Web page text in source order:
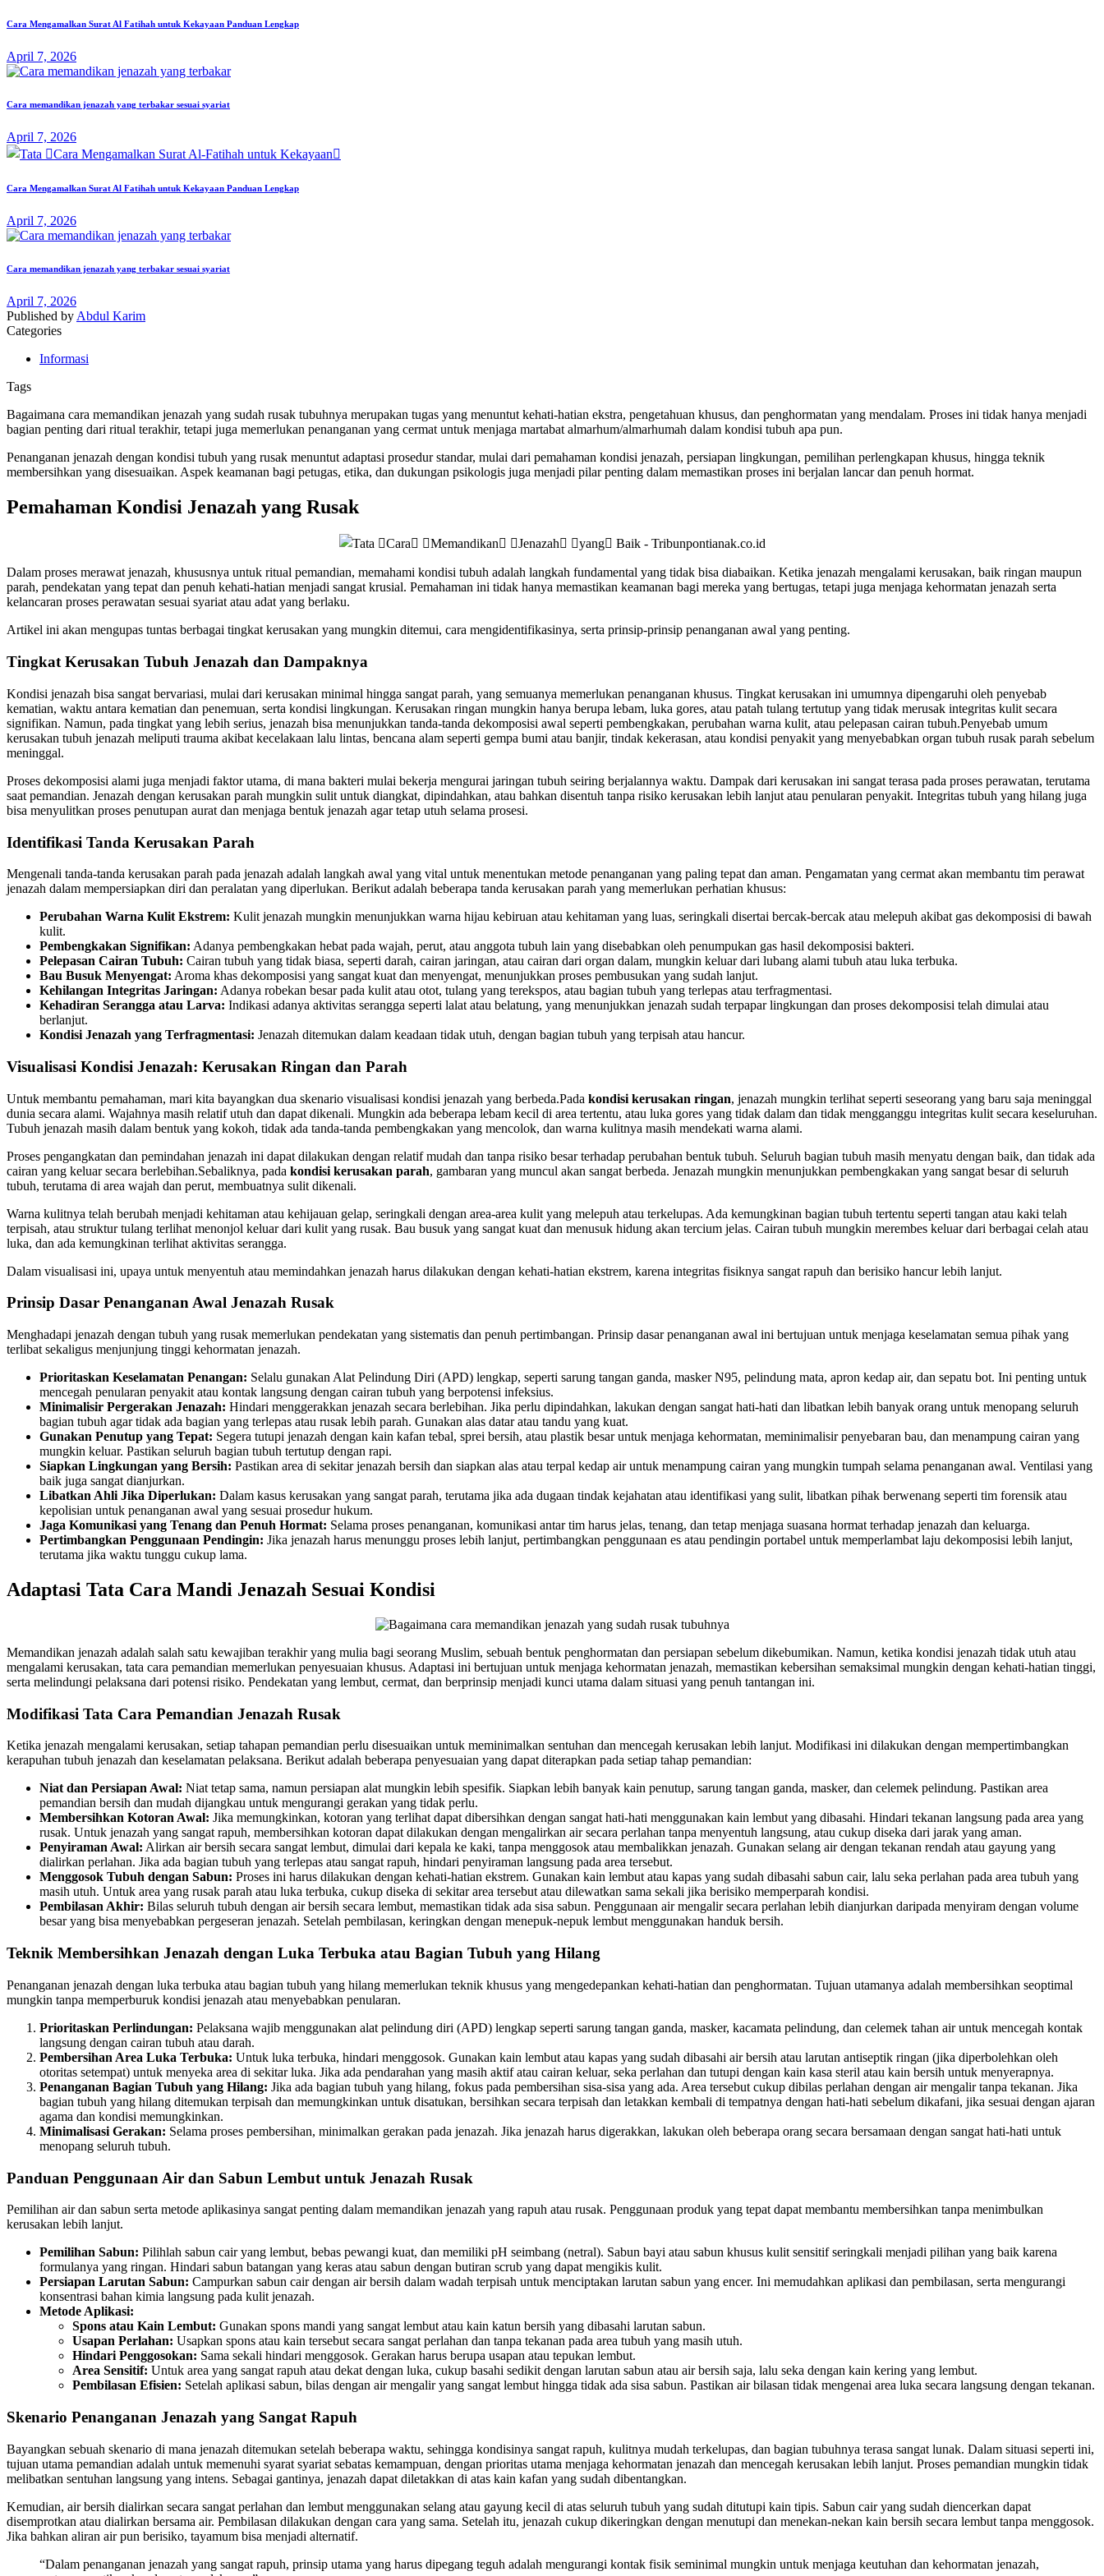
Cara Mengamalkan Surat Al Fatihah untuk Kekayaan Panduan Lengkap
April 7, 2026
Cara memandikan jenazah yang terbakar sesuai syariat
April 7, 2026
Cara Mengamalkan Surat Al Fatihah untuk Kekayaan Panduan Lengkap
April 7, 2026
Cara memandikan jenazah yang terbakar sesuai syariat
April 7, 2026
Published by Abdul Karim
Categories
Informasi
Tags
Bagaimana cara memandikan jenazah yang sudah rusak tubuhnya merupakan tugas yang menuntut kehati-hatian ekstra, pengetahuan khusus, dan penghormatan yang mendalam. Proses ini tidak hanya menjadi
bagian penting dari ritual terakhir, tetapi juga memerlukan penanganan yang cermat untuk menjaga martabat almarhum/almarhumah dalam kondisi tubuh apa pun.
Penanganan jenazah dengan kondisi tubuh yang rusak menuntut adaptasi prosedur standar, mulai dari pemahaman kondisi jenazah, persiapan lingkungan, pemilihan perlengkapan khusus, hingga teknik
membersihkan yang disesuaikan. Aspek keamanan bagi petugas, etika, dan dukungan psikologis juga menjadi pilar penting dalam memastikan proses ini berjalan lancar dan penuh hormat.
Pemahaman Kondisi Jenazah yang Rusak
Dalam proses merawat jenazah, khususnya untuk ritual pemandian, memahami kondisi tubuh adalah langkah fundamental yang tidak bisa diabaikan. Ketika jenazah mengalami kerusakan, baik ringan maupun
parah, pendekatan yang tepat dan penuh kehati-hatian menjadi sangat krusial. Pemahaman ini tidak hanya memastikan keamanan bagi mereka yang bertugas, tetapi juga menjaga kehormatan jenazah serta
kelancaran proses perawatan sesuai syariat atau adat yang berlaku.
Artikel ini akan mengupas tuntas berbagai tingkat kerusakan yang mungkin ditemui, cara mengidentifikasinya, serta prinsip-prinsip penanganan awal yang penting.
Tingkat Kerusakan Tubuh Jenazah dan Dampaknya
Kondisi jenazah bisa sangat bervariasi, mulai dari kerusakan minimal hingga sangat parah, yang semuanya memerlukan penanganan khusus. Tingkat kerusakan ini umumnya dipengaruhi oleh penyebab
kematian, waktu antara kematian dan penemuan, serta kondisi lingkungan. Kerusakan ringan mungkin hanya berupa lebam, luka gores, atau patah tulang tertutup yang tidak merusak integritas kulit secara
signifikan. Namun, pada tingkat yang lebih serius, jenazah bisa menunjukkan tanda-tanda dekomposisi awal seperti pembengkakan, perubahan warna kulit, atau pelepasan cairan tubuh.Penyebab umum
kerusakan tubuh jenazah meliputi trauma akibat kecelakaan lalu lintas, bencana alam seperti gempa bumi atau banjir, tindak kekerasan, atau kondisi penyakit yang menyebabkan organ tubuh rusak parah sebelum
meninggal.
Proses dekomposisi alami juga menjadi faktor utama, di mana bakteri mulai bekerja mengurai jaringan tubuh seiring berjalannya waktu. Dampak dari kerusakan ini sangat terasa pada proses perawatan, terutama
saat pemandian. Jenazah dengan kerusakan parah mungkin sulit untuk diangkat, dipindahkan, atau bahkan disentuh tanpa risiko kerusakan lebih lanjut atau penularan penyakit. Integritas tubuh yang hilang juga
bisa menyulitkan proses penutupan aurat dan menjaga bentuk jenazah agar tetap utuh selama prosesi.
Identifikasi Tanda Kerusakan Parah
Mengenali tanda-tanda kerusakan parah pada jenazah adalah langkah awal yang vital untuk menentukan metode penanganan yang paling tepat dan aman. Pengamatan yang cermat akan membantu tim perawat
jenazah dalam mempersiapkan diri dan peralatan yang diperlukan. Berikut adalah beberapa tanda kerusakan parah yang memerlukan perhatian khusus:
Perubahan Warna Kulit Ekstrem: Kulit jenazah mungkin menunjukkan warna hijau kebiruan atau kehitaman yang luas, seringkali disertai bercak-bercak atau melepuh akibat gas dekomposisi di bawah
kulit.
Pembengkakan Signifikan: Adanya pembengkakan hebat pada wajah, perut, atau anggota tubuh lain yang disebabkan oleh penumpukan gas hasil dekomposisi bakteri.
Pelepasan Cairan Tubuh: Cairan tubuh yang tidak biasa, seperti darah, cairan jaringan, atau cairan dari organ dalam, mungkin keluar dari lubang alami tubuh atau luka terbuka.
Bau Busuk Menyengat: Aroma khas dekomposisi yang sangat kuat dan menyengat, menunjukkan proses pembusukan yang sudah lanjut.
Kehilangan Integritas Jaringan: Adanya robekan besar pada kulit atau otot, tulang yang terekspos, atau bagian tubuh yang terlepas atau terfragmentasi.
Kehadiran Serangga atau Larva: Indikasi adanya aktivitas serangga seperti lalat atau belatung, yang menunjukkan jenazah sudah terpapar lingkungan dan proses dekomposisi telah dimulai atau
berlanjut.
Kondisi Jenazah yang Terfragmentasi: Jenazah ditemukan dalam keadaan tidak utuh, dengan bagian tubuh yang terpisah atau hancur.
Visualisasi Kondisi Jenazah: Kerusakan Ringan dan Parah
Untuk membantu pemahaman, mari kita bayangkan dua skenario visualisasi kondisi jenazah yang berbeda.Pada kondisi kerusakan ringan, jenazah mungkin terlihat seperti seseorang yang baru saja meninggal
dunia secara alami. Wajahnya masih relatif utuh dan dapat dikenali. Mungkin ada beberapa lebam kecil di area tertentu, atau luka gores yang tidak dalam dan tidak mengganggu integritas kulit secara keseluruhan.
Tubuh jenazah masih dalam bentuk yang kokoh, tidak ada tanda-tanda pembengkakan yang mencolok, dan warna kulitnya masih mendekati warna alami.
Proses pengangkatan dan pemindahan jenazah ini dapat dilakukan dengan relatif mudah dan tanpa risiko besar terhadap perubahan bentuk tubuh. Seluruh bagian tubuh masih menyatu dengan baik, dan tidak ada
cairan yang keluar secara berlebihan.Sebaliknya, pada kondisi kerusakan parah, gambaran yang muncul akan sangat berbeda. Jenazah mungkin menunjukkan pembengkakan yang sangat besar di seluruh
tubuh, terutama di area wajah dan perut, membuatnya sulit dikenali.
Warna kulitnya telah berubah menjadi kehitaman atau kehijauan gelap, seringkali dengan area-area kulit yang melepuh atau terkelupas. Ada kemungkinan bagian tubuh tertentu seperti tangan atau kaki telah
terpisah, atau struktur tulang terlihat menonjol keluar dari kulit yang rusak. Bau busuk yang sangat kuat dan menusuk hidung akan tercium jelas. Cairan tubuh mungkin merembes keluar dari berbagai celah atau
luka, dan ada kemungkinan terlihat aktivitas serangga.
Dalam visualisasi ini, upaya untuk menyentuh atau memindahkan jenazah harus dilakukan dengan kehati-hatian ekstrem, karena integritas fisiknya sangat rapuh dan berisiko hancur lebih lanjut.
Prinsip Dasar Penanganan Awal Jenazah Rusak
Menghadapi jenazah dengan tubuh yang rusak memerlukan pendekatan yang sistematis dan penuh pertimbangan. Prinsip dasar penanganan awal ini bertujuan untuk menjaga keselamatan semua pihak yang
terlibat sekaligus menjunjung tinggi kehormatan jenazah.
Prioritaskan Keselamatan Penangan: Selalu gunakan Alat Pelindung Diri (APD) lengkap, seperti sarung tangan ganda, masker N95, pelindung mata, apron kedap air, dan sepatu bot. Ini penting untuk
mencegah penularan penyakit atau kontak langsung dengan cairan tubuh yang berpotensi infeksius.
Minimalisir Pergerakan Jenazah: Hindari menggerakkan jenazah secara berlebihan. Jika perlu dipindahkan, lakukan dengan sangat hati-hati dan libatkan lebih banyak orang untuk menopang seluruh
bagian tubuh agar tidak ada bagian yang terlepas atau rusak lebih parah. Gunakan alas datar atau tandu yang kuat.
Gunakan Penutup yang Tepat: Segera tutupi jenazah dengan kain kafan tebal, sprei bersih, atau plastik besar untuk menjaga kehormatan, meminimalisir penyebaran bau, dan menampung cairan yang
mungkin keluar. Pastikan seluruh bagian tubuh tertutup dengan rapi.
Siapkan Lingkungan yang Bersih: Pastikan area di sekitar jenazah bersih dan siapkan alas atau terpal kedap air untuk menampung cairan yang mungkin tumpah selama penanganan awal. Ventilasi yang
baik juga sangat dianjurkan.
Libatkan Ahli Jika Diperlukan: Dalam kasus kerusakan yang sangat parah, terutama jika ada dugaan tindak kejahatan atau identifikasi yang sulit, libatkan pihak berwenang seperti tim forensik atau
kepolisian untuk penanganan awal yang sesuai prosedur hukum.
Jaga Komunikasi yang Tenang dan Penuh Hormat: Selama proses penanganan, komunikasi antar tim harus jelas, tenang, dan tetap menjaga suasana hormat terhadap jenazah dan keluarga.
Pertimbangkan Penggunaan Pendingin: Jika jenazah harus menunggu proses lebih lanjut, pertimbangkan penggunaan es atau pendingin portabel untuk memperlambat laju dekomposisi lebih lanjut,
terutama jika waktu tunggu cukup lama.
Adaptasi Tata Cara Mandi Jenazah Sesuai Kondisi
Memandikan jenazah adalah salah satu kewajiban terakhir yang mulia bagi seorang Muslim, sebuah bentuk penghormatan dan persiapan sebelum dikebumikan. Namun, ketika kondisi jenazah tidak utuh atau
mengalami kerusakan, tata cara pemandian memerlukan penyesuaian khusus. Adaptasi ini bertujuan untuk menjaga kehormatan jenazah, memastikan kebersihan semaksimal mungkin dengan kehati-hatian tinggi,
serta melindungi pelaksana dari potensi risiko. Pendekatan yang lembut, cermat, dan berprinsip menjadi kunci utama dalam situasi yang penuh tantangan ini.
Modifikasi Tata Cara Pemandian Jenazah Rusak
Ketika jenazah mengalami kerusakan, setiap tahapan pemandian perlu disesuaikan untuk meminimalkan sentuhan dan mencegah kerusakan lebih lanjut. Modifikasi ini dilakukan dengan mempertimbangkan
kerapuhan tubuh jenazah dan keselamatan pelaksana. Berikut adalah beberapa penyesuaian yang dapat diterapkan pada setiap tahap pemandian:
Niat dan Persiapan Awal: Niat tetap sama, namun persiapan alat mungkin lebih spesifik. Siapkan lebih banyak kain penutup, sarung tangan ganda, masker, dan celemek pelindung. Pastikan area
pemandian bersih dan mudah dijangkau untuk mengurangi gerakan yang tidak perlu.
Membersihkan Kotoran Awal: Jika memungkinkan, kotoran yang terlihat dapat dibersihkan dengan sangat hati-hati menggunakan kain lembut yang dibasahi. Hindari tekanan langsung pada area yang
rusak. Untuk jenazah yang sangat rapuh, membersihkan kotoran dapat dilakukan dengan mengalirkan air secara perlahan tanpa menyentuh langsung, atau cukup diseka dari jarak yang aman.
Penyiraman Awal: Alirkan air bersih secara sangat lembut, dimulai dari kepala ke kaki, tanpa menggosok atau membalikkan jenazah. Gunakan selang air dengan tekanan rendah atau gayung yang
dialirkan perlahan. Jika ada bagian tubuh yang terlepas atau sangat rapuh, hindari penyiraman langsung pada area tersebut.
Menggosok Tubuh dengan Sabun: Proses ini harus dilakukan dengan kehati-hatian ekstrem. Gunakan kain lembut atau kapas yang sudah dibasahi sabun cair, lalu seka perlahan pada area tubuh yang
masih utuh. Untuk area yang rusak parah atau luka terbuka, cukup diseka di sekitar area tersebut atau dilewatkan sama sekali jika berisiko memperparah kondisi.
Pembilasan Akhir: Bilas seluruh tubuh dengan air bersih secara lembut, memastikan tidak ada sisa sabun. Penggunaan air mengalir secara perlahan lebih dianjurkan daripada menyiram dengan volume
besar yang bisa menyebabkan pergeseran jenazah. Setelah pembilasan, keringkan dengan menepuk-nepuk lembut menggunakan handuk bersih.
Teknik Membersihkan Jenazah dengan Luka Terbuka atau Bagian Tubuh yang Hilang
Penanganan jenazah dengan luka terbuka atau bagian tubuh yang hilang memerlukan teknik khusus yang mengedepankan kehati-hatian dan penghormatan. Tujuan utamanya adalah membersihkan seoptimal
mungkin tanpa memperburuk kondisi jenazah atau menyebabkan penularan.
Prioritaskan Perlindungan: Pelaksana wajib menggunakan alat pelindung diri (APD) lengkap seperti sarung tangan ganda, masker, kacamata pelindung, dan celemek tahan air untuk mencegah kontak
langsung dengan cairan tubuh atau darah.
Pembersihan Area Luka Terbuka: Untuk luka terbuka, hindari menggosok. Gunakan kain lembut atau kapas yang sudah dibasahi air bersih atau larutan antiseptik ringan (jika diperbolehkan oleh
otoritas setempat) untuk menyeka area di sekitar luka. Jika ada pendarahan yang masih aktif atau cairan keluar, seka perlahan dan tutupi dengan kain kasa steril atau kain bersih untuk menyerapnya.
Penanganan Bagian Tubuh yang Hilang: Jika ada bagian tubuh yang hilang, fokus pada pembersihan sisa-sisa yang ada. Area tersebut cukup dibilas perlahan dengan air mengalir tanpa tekanan. Jika
bagian tubuh yang hilang ditemukan terpisah dan memungkinkan untuk disatukan, bersihkan secara terpisah dan letakkan kembali di tempatnya dengan hati-hati sebelum dikafani, jika sesuai dengan ajaran
agama dan kondisi memungkinkan.
Minimalisasi Gerakan: Selama proses pembersihan, minimalkan gerakan pada jenazah. Jika jenazah harus digerakkan, lakukan oleh beberapa orang secara bersamaan dengan sangat hati-hati untuk
menopang seluruh tubuh.
Panduan Penggunaan Air dan Sabun Lembut untuk Jenazah Rusak
Pemilihan air dan sabun serta metode aplikasinya sangat penting dalam memandikan jenazah yang rapuh atau rusak. Penggunaan produk yang tepat dapat membantu membersihkan tanpa menimbulkan
kerusakan lebih lanjut.
Pemilihan Sabun: Pilihlah sabun cair yang lembut, bebas pewangi kuat, dan memiliki pH seimbang (netral). Sabun bayi atau sabun khusus kulit sensitif seringkali menjadi pilihan yang baik karena
formulanya yang ringan. Hindari sabun batangan yang keras atau sabun dengan butiran scrub yang dapat mengikis kulit.
Persiapan Larutan Sabun: Campurkan sabun cair dengan air bersih dalam wadah terpisah untuk menciptakan larutan sabun yang encer. Ini memudahkan aplikasi dan pembilasan, serta mengurangi
konsentrasi bahan kimia langsung pada kulit jenazah.
Metode Aplikasi:
Spons atau Kain Lembut: Gunakan spons mandi yang sangat lembut atau kain katun bersih yang dibasahi larutan sabun.
Usapan Perlahan: Usapkan spons atau kain tersebut secara sangat perlahan dan tanpa tekanan pada area tubuh yang masih utuh.
Hindari Penggosokan: Sama sekali hindari menggosok. Gerakan harus berupa usapan atau tepukan lembut.
Area Sensitif: Untuk area yang sangat rapuh atau dekat dengan luka, cukup basahi sedikit dengan larutan sabun atau air bersih saja, lalu seka dengan kain kering yang lembut.
Pembilasan Efisien: Setelah aplikasi sabun, bilas dengan air mengalir yang sangat lembut hingga tidak ada sisa sabun. Pastikan air bilasan tidak mengenai area luka secara langsung dengan tekanan.
Skenario Penanganan Jenazah yang Sangat Rapuh
Bayangkan sebuah skenario di mana jenazah ditemukan setelah beberapa waktu, sehingga kondisinya sangat rapuh, kulitnya mudah terkelupas, dan bagian tubuhnya terasa sangat lunak. Dalam situasi seperti ini,
tujuan utama pemandian adalah untuk memenuhi syarat syariat sebatas kemampuan, dengan prioritas utama menjaga kehormatan jenazah dan mencegah kerusakan lebih lanjut. Proses pemandian mungkin tidak
melibatkan sentuhan langsung yang intens. Sebagai gantinya, jenazah dapat diletakkan di atas kain kafan yang sudah dibentangkan.
Kemudian, air bersih dialirkan secara sangat perlahan dan lembut menggunakan selang atau gayung kecil di atas seluruh tubuh yang sudah ditutupi kain tipis. Sabun cair yang sudah diencerkan dapat
disemprotkan atau dialirkan bersama air. Pembilasan dilakukan dengan cara yang sama. Setelah itu, jenazah cukup dikeringkan dengan menutupi dan menekan-nekan kain bersih secara lembut tanpa menggosok.
Jika bahkan aliran air pun berisiko, tayamum bisa menjadi alternatif.
“Dalam penanganan jenazah yang sangat rapuh, prinsip utama yang harus dipegang teguh adalah mengurangi kontak fisik seminimal mungkin untuk menjaga keutuhan dan kehormatan jenazah,